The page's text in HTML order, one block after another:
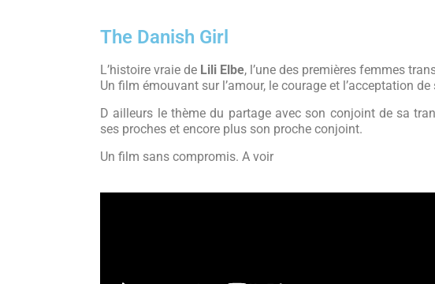
The Danish Girl
L’histoire vraie de Lili Elbe, l’une des premières femmes
Un film émouvant sur l’amour, le courage et l’acceptation de
D ailleurs le thème du partage avec son conjoint de sa
ses proches et encore plus son proche conjoint.
Un film sans compromis. A voir